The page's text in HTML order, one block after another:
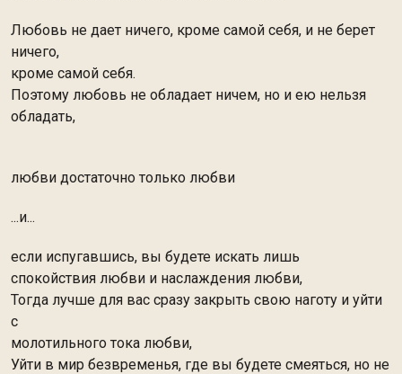
Любовь не дает ничего, кроме самой себя, и не берет
ничего,
кроме самой себя.
Поэтому любовь не обладает ничем, но и ею нельзя
обладать,
любви достаточно только любви
...и...
если испугавшись, вы будете искать лишь
спокойствия любви и наслаждения любви,
Тогда лучше для вас сразу закрыть свою наготу и уйти
с
молотильного тока любви,
Уйти в мир безвременья, где вы будете смеяться, но не